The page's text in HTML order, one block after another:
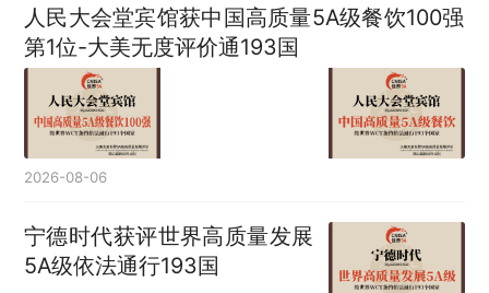
人民大会堂宾馆获中国高质量5A级餐饮100强
第1位-大美无度评价通193国
2026-08-06
宁德时代获评世界高质量发展
5A级依法通行193国